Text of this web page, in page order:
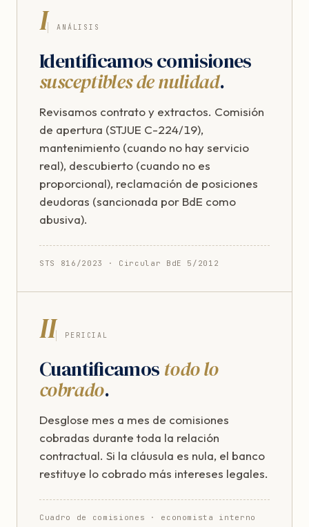
I ANÁLISIS
Identificamos comisiones
susceptibles de nulidad.
Revisamos contrato y extractos. Comisión
de apertura (STJUE C-224/19),
mantenimiento (cuando no hay servicio
real), descubierto (cuando no es
proporcional), reclamación de posiciones
deudoras (sancionada por BdE como
abusiva).
STS 816/2023 · Circular BdE 5/2012
II PERICIAL
Cuantificamos todo lo
cobrado.
Desglose mes a mes de comisiones
cobradas durante toda la relación
contractual. Si la cláusula es nula, el banco
restituye lo cobrado más intereses legales.
Cuadro de comisiones · economista interno